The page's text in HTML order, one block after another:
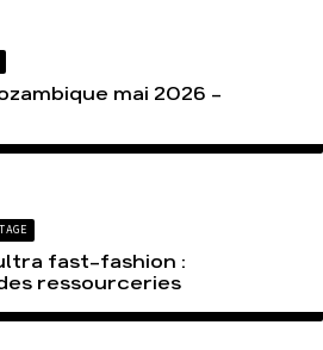
mai 2026 –
fast-fashion :
ressourceries